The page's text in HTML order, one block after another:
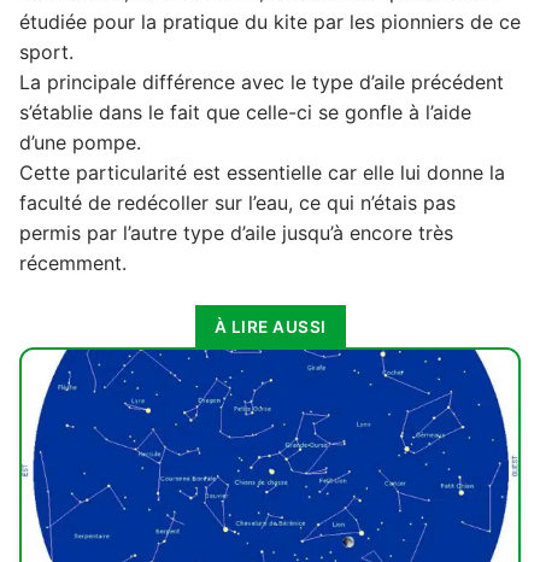
étudiée pour la pratique du kite par les pionniers de ce
sport.
La principale différence avec le type d’aile précédent
s’établie dans le fait que celle-ci se gonfle à l’aide
d’une pompe.
Cette particularité est essentielle car elle lui donne la
faculté de redécoller sur l’eau, ce qui n’étais pas
permis par l’autre type d’aile jusqu’à encore très
récemment.
À LIRE AUSSI